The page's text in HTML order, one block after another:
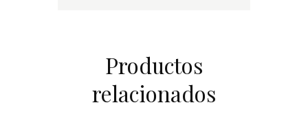
Productos
relacionados